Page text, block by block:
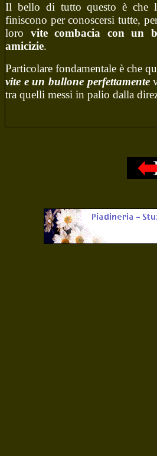
Il bello di tutto questo è che
finiscono per conoscersi tutte,
loro vite combacia con un
amicizie.
Particolare fondamentale è che
vite e un bullone perfettamente
tra quelli messi in palio dalla